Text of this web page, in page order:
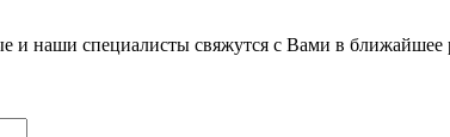
и наши специалисты свяжутся с Вами в ближайшее